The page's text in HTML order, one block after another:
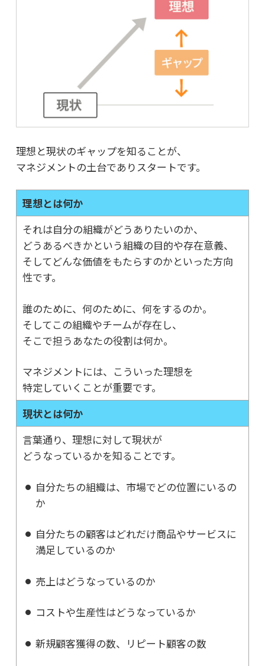
理想と現状のギャップを知ることが、
マネジメントの土台でありスタートです。
理想とは何か
それは自分の組織がどうありたいのか、
どうあるべきかという組織の目的や存在意義、
そしてどんな価値をもたらすのかといった方向
性です。
誰のために、何のために、何をするのか。
そしてこの組織やチームが存在し、
そこで担うあなたの役割は何か。
マネジメントには、こういった理想を
特定していくことが重要です。
現状とは何か
言葉通り、理想に対して現状が
どうなっているかを知ることです。
自分たちの組織は、市場でどの位置にいるの
か
自分たちの顧客はどれだけ商品やサービスに
満足しているのか
売上はどうなっているのか
コストや生産性はどうなっているか
新規顧客獲得の数、リピート顧客の数